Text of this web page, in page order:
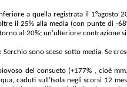
a quella registrata il 1°agosto
il 25% alla media (con punte di -
al 20%; un’ulteriore contrazione
sono scese sotto media. Se
del consueto (+177% , cioè
caduti sull’Isola negli scorsi 12